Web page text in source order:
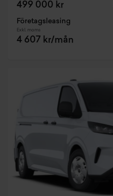
499 000 kr
Företagsleasing
Exkl. moms
4 607 kr/mån